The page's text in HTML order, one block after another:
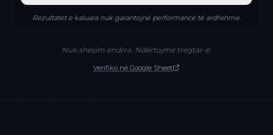
Rezultatet e kaluara nuk garantojnë performancë të ardhshme.
Nuk shesim ëndrra. Ndërtojmë tregtar-ë.
Verifiko në Google Sheet